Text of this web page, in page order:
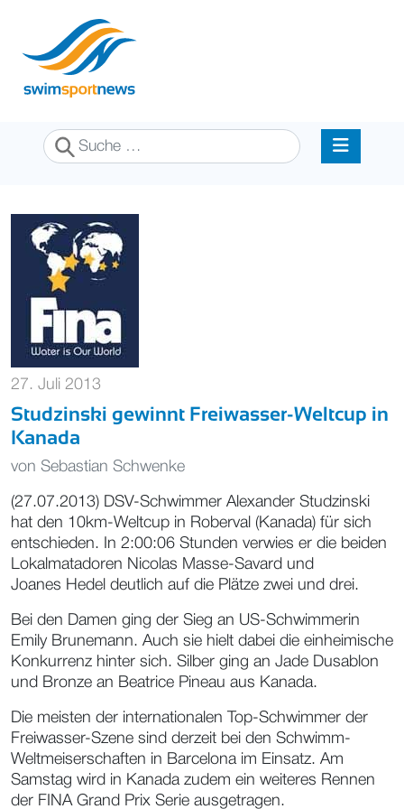
Suchen
27. Juli 2013
Studzinski gewinnt Freiwasser-Weltcup in
Kanada
von Sebastian Schwenke
(27.07.2013) DSV-Schwimmer Alexander Studzinski
hat den 10km-Weltcup in Roberval (Kanada) für sich
entschieden. In 2:00:06 Stunden verwies er die beiden
Lokalmatadoren Nicolas Masse-Savard und
Joanes Hedel deutlich auf die Plätze zwei und drei.
Bei den Damen ging der Sieg an US-Schwimmerin
Emily Brunemann. Auch sie hielt dabei die einheimische
Konkurrenz hinter sich. Silber ging an Jade Dusablon
und Bronze an Beatrice Pineau aus Kanada.
Die meisten der internationalen Top-Schwimmer der
Freiwasser-Szene sind derzeit bei den Schwimm-
Weltmeiserschaften in Barcelona im Einsatz. Am
Samstag wird in Kanada zudem ein weiteres Rennen
der FINA Grand Prix Serie ausgetragen.